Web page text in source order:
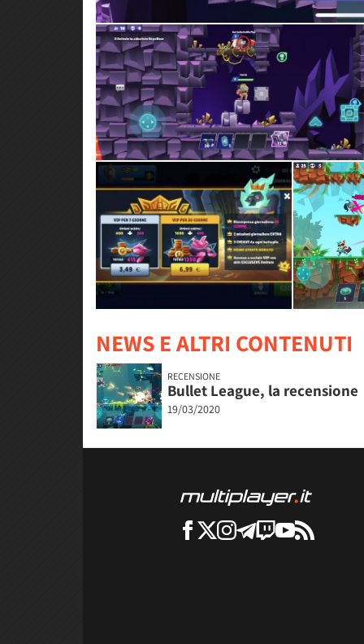
NEWS E ALTRI CONTENUTI
RECENSIONE
Bullet League, la recensione
19/03/2020